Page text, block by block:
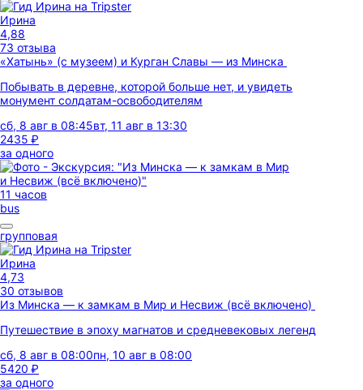
Ирина
4,88
73 отзыва
«Хатынь» (с музеем) и Курган Славы — из Минска
Побывать в деревне, которой больше нет, и увидеть
монумент солдатам-освободителям
сб, 8 авг в 08:45вт, 11 авг в 13:30
2435 ₽
за одного
11 часов
bus
групповая
Ирина
4,73
30 отзывов
Из Минска — к замкам в Мир и Несвиж (всё включено)
Путешествие в эпоху магнатов и средневековых легенд
сб, 8 авг в 08:00пн, 10 авг в 08:00
5420 ₽
за одного